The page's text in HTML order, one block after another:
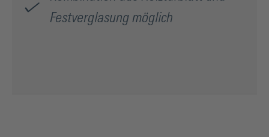
Festverglasung möglich